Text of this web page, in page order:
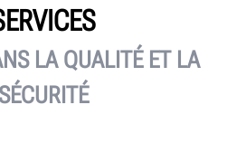
LA QUALITÉ ET LA
SÉCURITÉ